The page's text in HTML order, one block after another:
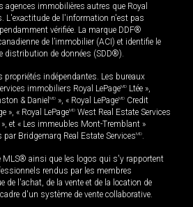
immobilières autres que Royal
L'exactitude de l'information n'est pas
vérifiée. La marque DDF®
de l’immobilier (ACI) et identifie le
distribution de données (SDD®).
propriétés indépendantes. Les bureaux
immobiliers Royal LePageMD Ltée »,
& Daniel MD », « Royal LePageMD Credit
», « Royal LePageMD West Real Estate Services
et « Les immeubles Mont-Tremblant »
Bridgemarq Real Estate ServicesMD.
MLS® ainsi que les logos qui s'y rapportent
rendus par les membres
de l'achat, de la vente et de la location de
d'un système de vente collaborative.